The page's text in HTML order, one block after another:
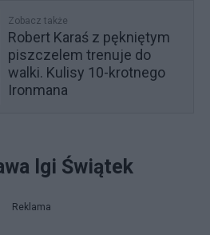
Zobacz także
Robert Karaś z pękniętym
piszczelem trenuje do
walki. Kulisy 10-krotnego
Ironmana
Igi Świątek
Reklama